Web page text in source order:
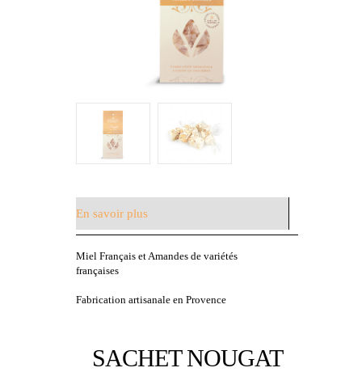
En savoir plus
Miel Français et Amandes de variétés
françaises
Fabrication artisanale en Provence
SACHET NOUGAT